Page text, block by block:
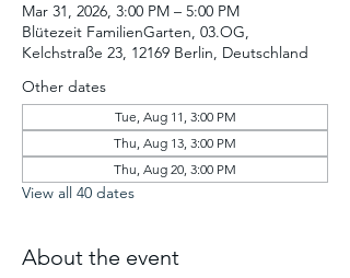
Mar 31, 2026, 3:00 PM – 5:00 PM
Blütezeit FamilienGarten, 03.OG,
Kelchstraße 23, 12169 Berlin, Deutschland
Other dates
Tue, Aug 11, 3:00 PM
Thu, Aug 13, 3:00 PM
Thu, Aug 20, 3:00 PM
View all 40 dates
About the event